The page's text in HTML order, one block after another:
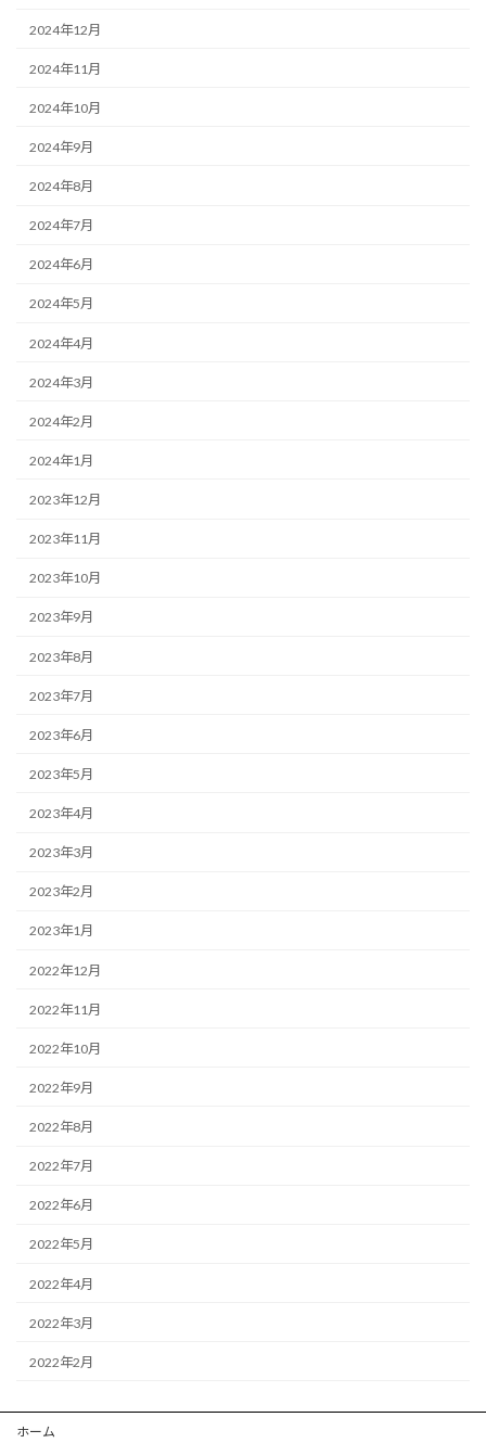
2024年12月
2024年11月
2024年10月
2024年9月
2024年8月
2024年7月
2024年6月
2024年5月
2024年4月
2024年3月
2024年2月
2024年1月
2023年12月
2023年11月
2023年10月
2023年9月
2023年8月
2023年7月
2023年6月
2023年5月
2023年4月
2023年3月
2023年2月
2023年1月
2022年12月
2022年11月
2022年10月
2022年9月
2022年8月
2022年7月
2022年6月
2022年5月
2022年4月
2022年3月
2022年2月
ホーム